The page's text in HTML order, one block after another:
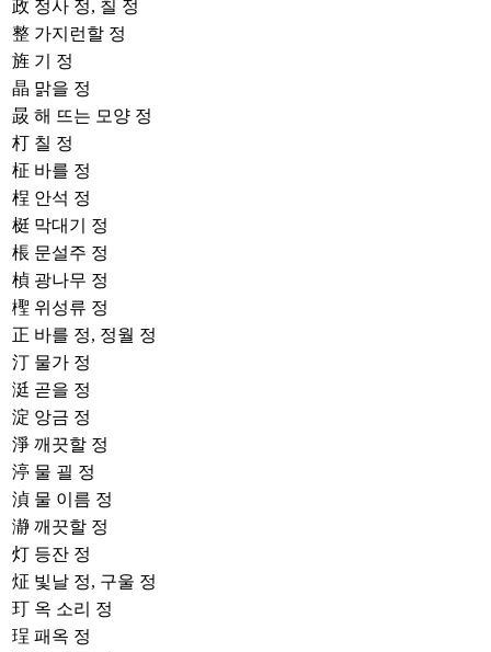
政 정사 정, 칠 정
整 가지런할 정
旌 기 정
晶 맑을 정
晸 해 뜨는 모양 정
朾 칠 정
柾 바를 정
桯 안석 정
梃 막대기 정
棖 문설주 정
楨 광나무 정
檉 위성류 정
正 바를 정, 정월 정
汀 물가 정
涏 곧을 정
淀 앙금 정
淨 깨끗할 정
渟 물 괼 정
湞 물 이름 정
瀞 깨끗할 정
灯 등잔 정
炡 빛날 정, 구울 정
玎 옥 소리 정
珵 패옥 정